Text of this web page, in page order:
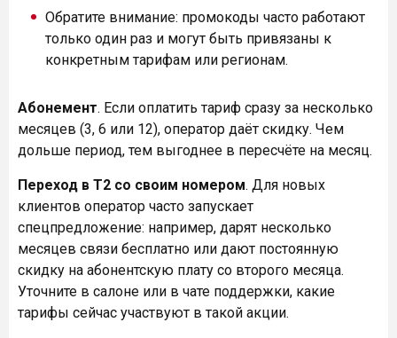
Обратите внимание: промокоды часто работают
только один раз и могут быть привязаны к
конкретным тарифам или регионам.
Абонемент. Если оплатить тариф сразу за несколько
месяцев (3, 6 или 12), оператор даёт скидку. Чем
дольше период, тем выгоднее в пересчёте на месяц.
Переход в T2 со своим номером. Для новых
клиентов оператор часто запускает
спецпредложение: например, дарят несколько
месяцев связи бесплатно или дают постоянную
скидку на абонентскую плату со второго месяца.
Уточните в салоне или в чате поддержки, какие
тарифы сейчас участвуют в такой акции.